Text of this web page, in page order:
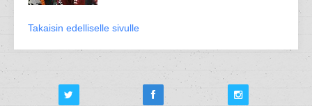
Takaisin edelliselle sivulle